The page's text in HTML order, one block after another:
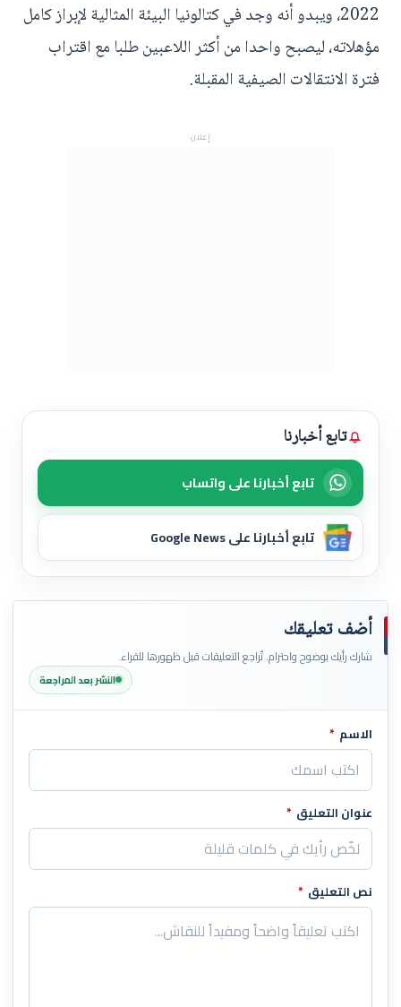
2022، ويبدو أنه وجد في كتالونيا البيئة المثالية لإبراز كامل
مؤهلاته، ليصبح واحدا من أكثر اللاعبين طلبا مع اقتراب
فترة الانتقالات الصيفية المقبلة.
إعلان
تابع أخبارنا
تابع أخبارنا على واتساب
تابع أخبارنا على Google News
أضف تعليقك
شارك رأيك بوضوح واحترام. تُراجع التعليقات قبل ظهورها للقراء.
النشر بعد المراجعة
اترك هذا الحقل فارغاً
الاسم *
عنوان التعليق *
نص التعليق *